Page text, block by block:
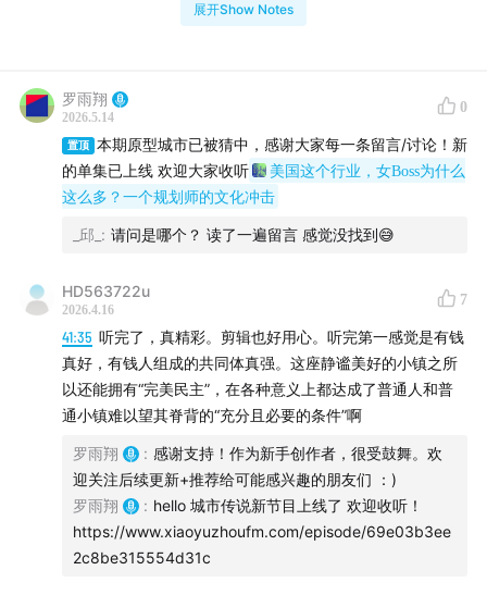
目。
我是一个在美国工作的中国城市规划师。一个周六的下
午，我去一场公众听证会做项目汇报。小镇礼堂里坐了将
近一百个人——大家穿着名牌西装、拿着笔记本，准备“拷
问”我。
他们不是普通美国老百姓，而是一群华尔街的精英。几个
月前，他们花了8500万美元买下一整座私人岛屿。现在，
他们要决定：这座岛，究竟该变成什么。
展开Show Notes
罗雨翔
2026.5.14
0
置顶
本期原型城市已被猜中，感谢大家每一条留言/讨论！新
的单集已上线 欢迎大家收听
美国这个行业，女Boss为什么
这么多？一个规划师的文化冲击
_邱_ : 请问是哪个？ 读了一遍留言 感觉没找到😅
HD563722u
2026.4.16
7
41:35 听完了，真精彩。剪辑也好用心。听完第一感觉是有钱
真好，有钱人组成的共同体真强。这座静谧美好的小镇之所
以还能拥有“完美民主”，在各种意义上都达成了普通人和普
通小镇难以望其脊背的“充分且必要的条件”啊
罗雨翔 : 感谢支持！作为新手创作者，很受鼓舞。欢
迎关注后续更新+推荐给可能感兴趣的朋友们 ：)
罗雨翔
: hello 城市传说新节目上线了 欢迎收听！
https://www.xiaoyuzhoufm.com/episode/69e03b3ee
2c8be315554d31c